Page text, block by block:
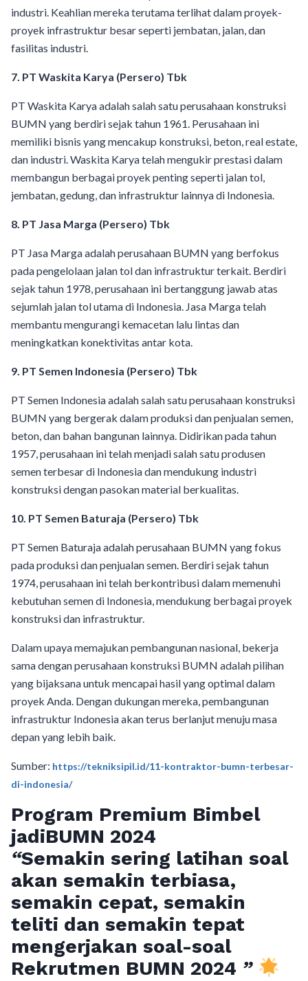
industri. Keahlian mereka terutama terlihat dalam proyek-
proyek infrastruktur besar seperti jembatan, jalan, dan
fasilitas industri.
7. PT Waskita Karya (Persero) Tbk
PT Waskita Karya adalah salah satu perusahaan konstruksi
BUMN yang berdiri sejak tahun 1961. Perusahaan ini
memiliki bisnis yang mencakup konstruksi, beton, real estate,
dan industri. Waskita Karya telah mengukir prestasi dalam
membangun berbagai proyek penting seperti jalan tol,
jembatan, gedung, dan infrastruktur lainnya di Indonesia.
8. PT Jasa Marga (Persero) Tbk
PT Jasa Marga adalah perusahaan BUMN yang berfokus
pada pengelolaan jalan tol dan infrastruktur terkait. Berdiri
sejak tahun 1978, perusahaan ini bertanggung jawab atas
sejumlah jalan tol utama di Indonesia. Jasa Marga telah
membantu mengurangi kemacetan lalu lintas dan
meningkatkan konektivitas antar kota.
9. PT Semen Indonesia (Persero) Tbk
PT Semen Indonesia adalah salah satu perusahaan konstruksi
BUMN yang bergerak dalam produksi dan penjualan semen,
beton, dan bahan bangunan lainnya. Didirikan pada tahun
1957, perusahaan ini telah menjadi salah satu produsen
semen terbesar di Indonesia dan mendukung industri
konstruksi dengan pasokan material berkualitas.
10. PT Semen Baturaja (Persero) Tbk
PT Semen Baturaja adalah perusahaan BUMN yang fokus
pada produksi dan penjualan semen. Berdiri sejak tahun
1974, perusahaan ini telah berkontribusi dalam memenuhi
kebutuhan semen di Indonesia, mendukung berbagai proyek
konstruksi dan infrastruktur.
Dalam upaya memajukan pembangunan nasional, bekerja
sama dengan perusahaan konstruksi BUMN adalah pilihan
yang bijaksana untuk mencapai hasil yang optimal dalam
proyek Anda. Dengan dukungan mereka, pembangunan
infrastruktur Indonesia akan terus berlanjut menuju masa
depan yang lebih baik.
Sumber: https://tekniksipil.id/11-kontraktor-bumn-terbesar-
di-indonesia/
Program Premium Bimbel
jadiBUMN 2024
“Semakin sering latihan soal
akan semakin terbiasa,
semakin cepat, semakin
teliti dan semakin tepat
mengerjakan soal-soal
Rekrutmen BUMN 2024 ”